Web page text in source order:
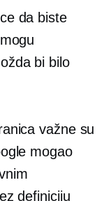
da biste
bi bilo
važne su
mogao
definiciju